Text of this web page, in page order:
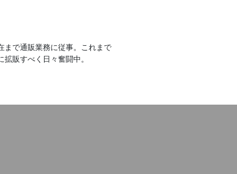
まで通販業務に従事。これまで
販すべく日々奮闘中。